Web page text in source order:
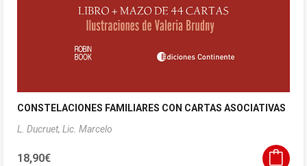
CONSTELACIONES FAMILIARES CON CARTAS ASOCIATIVAS
L. Ducruet, Lic. Marcelo
18,90€